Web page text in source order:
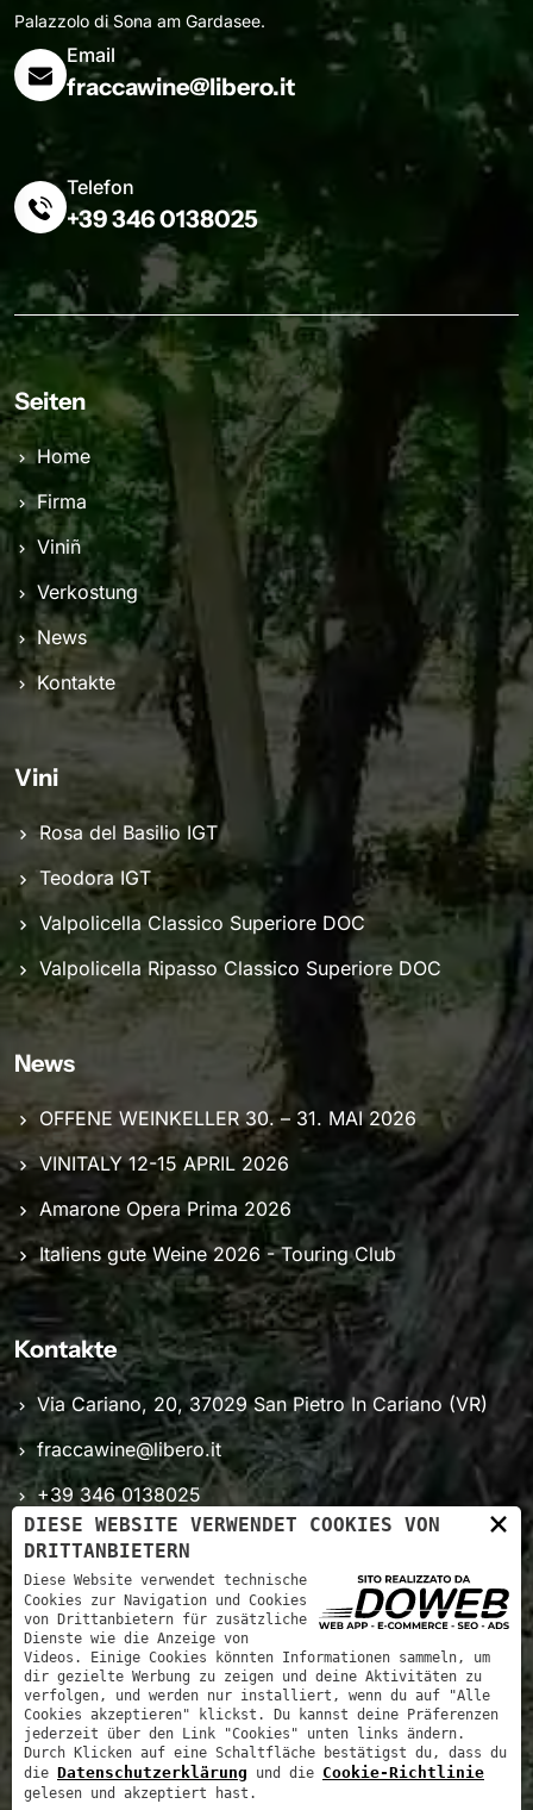
Palazzolo di Sona am Gardasee.
Email
fraccawine@libero.it
Telefon
+39 346 0138025
Seiten
Home
Firma
Viniñ
Verkostung
News
Kontakte
Vini
Rosa del Basilio IGT
Teodora IGT
Valpolicella Classico Superiore DOC
Valpolicella Ripasso Classico Superiore DOC
News
OFFENE WEINKELLER 30. – 31. MAI 2026
VINITALY 12-15 APRIL 2026
Amarone Opera Prima 2026
Italiens gute Weine 2026 - Touring Club
Kontakte
Via Cariano, 20, 37029 San Pietro In Cariano (VR)
fraccawine@libero.it
+39 346 0138025
Mo - Sa: 8.00 - 18.00
Flatio Wine - P.IVA: 03997160233
×
DIESE WEBSITE VERWENDET COOKIES VON
DRITTANBIETERN
Diese Website verwendet technische
Cookies zur Navigation und Cookies
von Drittanbietern für zusätzliche
Dienste wie die Anzeige von
Videos. Einige Cookies könnten Informationen sammeln, um
dir gezielte Werbung zu zeigen und deine Aktivitäten zu
verfolgen, und werden nur installiert, wenn du auf "Alle
Cookies akzeptieren" klickst. Du kannst deine Präferenzen
jederzeit über den Link "Cookies" unten links ändern.
Durch Klicken auf eine Schaltfläche bestätigst du, dass du
die Datenschutzerklärung und die Cookie-Richtlinie
gelesen und akzeptiert hast.